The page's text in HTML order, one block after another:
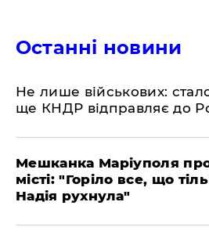
Останні новини
Не лише військових:
ще КНДР відправляє до
Мешканка Маріуполя
місті: "Горіло все, що
Надія рухнула"